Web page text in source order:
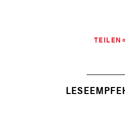
TEILEN